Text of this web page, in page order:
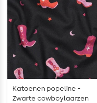
Katoenen popeline -
Zwarte cowboylaarzen